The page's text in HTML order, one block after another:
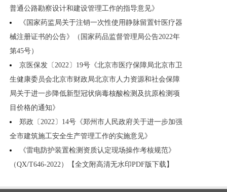
普通公路勘察设计和建设管理工作的指导意见》
《国家药监局关于注销一次性使用静脉留置针医疗器
械注册证书的公告》（国家药品监督管理局公告2022年
第45号）
京医保发〔2022〕19号《北京市医疗保障局北京市卫
生健康委员会北京市财政局北京市人力资源和社会保障
局关于进一步降低新型冠状病毒核酸检测及抗原检测项
目价格的通知》
郑政〔2022〕14号《郑州市人民政府关于进一步加强
全市建筑施工安全生产管理工作的实施意见》
《雷电防护装置检测资质认定现场操作考核规范》
（QX/T646-2022）【全文附高清无水印PDF版下载】